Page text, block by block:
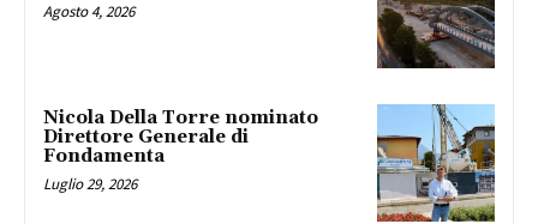
Agosto 4, 2026
Nicola Della Torre nominato
Direttore Generale di
Fondamenta
Luglio 29, 2026